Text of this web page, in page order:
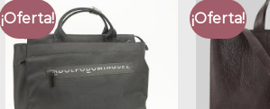
¡Oferta! ¡Oferta!